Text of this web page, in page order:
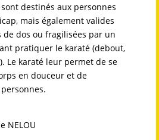
destinés aux personnes
mais également valides
de dos ou fragilisées par un
pratiquer le karaté (debout,
Le karaté leur permet de se
en douceur et de
NELOU